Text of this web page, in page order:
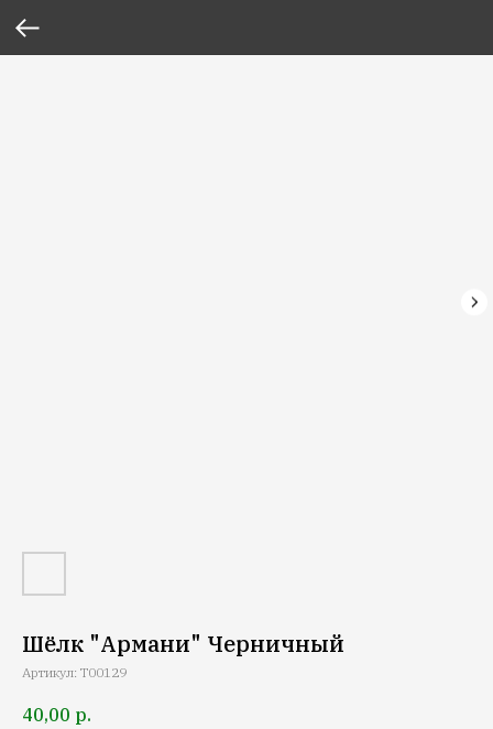
Шёлк "Армани" Черничный
Артикул: T00129
40,00 р.